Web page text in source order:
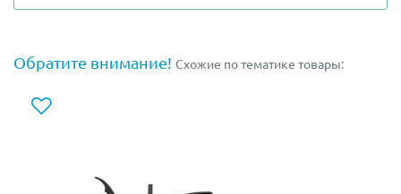
Корпус обновлённого транспортного средства
добавлением бежевых элементов. Спереди виден
летучей мыши. На нём установлены две пушки, чьи
окружённая защитными балками и навесными
Обратите внимание! Схожие по тематике товары: